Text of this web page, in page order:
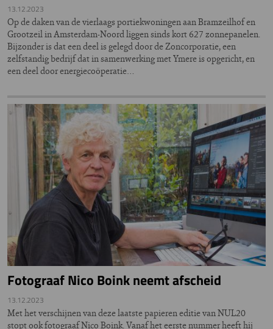
13.12.2023
Op de daken van de vierlaags portiekwoningen aan Bramzeilhof en
Grootzeil in Amsterdam-Noord liggen sinds kort 627 zonnepanelen.
Bijzonder is dat een deel is gelegd door de Zoncorporatie, een
zelfstandig bedrijf dat in samenwerking met Ymere is opgericht, en
een deel door energiecoöperatie…
Fotograaf Nico Boink neemt afscheid
13.12.2023
Met het verschijnen van deze laatste papieren editie van NUL20
stopt ook fotograaf Nico Boink. Vanaf het eerste nummer heeft hij